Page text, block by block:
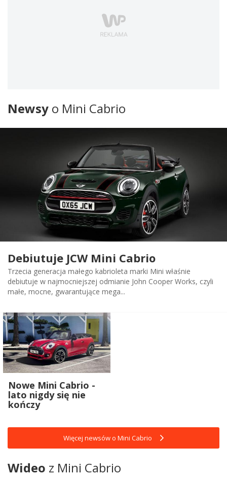
Newsy o Mini Cabrio
Debiutuje JCW Mini Cabrio
Trzecia generacja małego kabrioleta marki Mini właśnie
debiutuje w najmocniejszej odmianie John Cooper Works, czyli
małe, mocne, gwarantujące mega...
Nowe Mini Cabrio -
lato nigdy się nie
kończy
Więcej newsów o Mini Cabrio
Wideo z Mini Cabrio